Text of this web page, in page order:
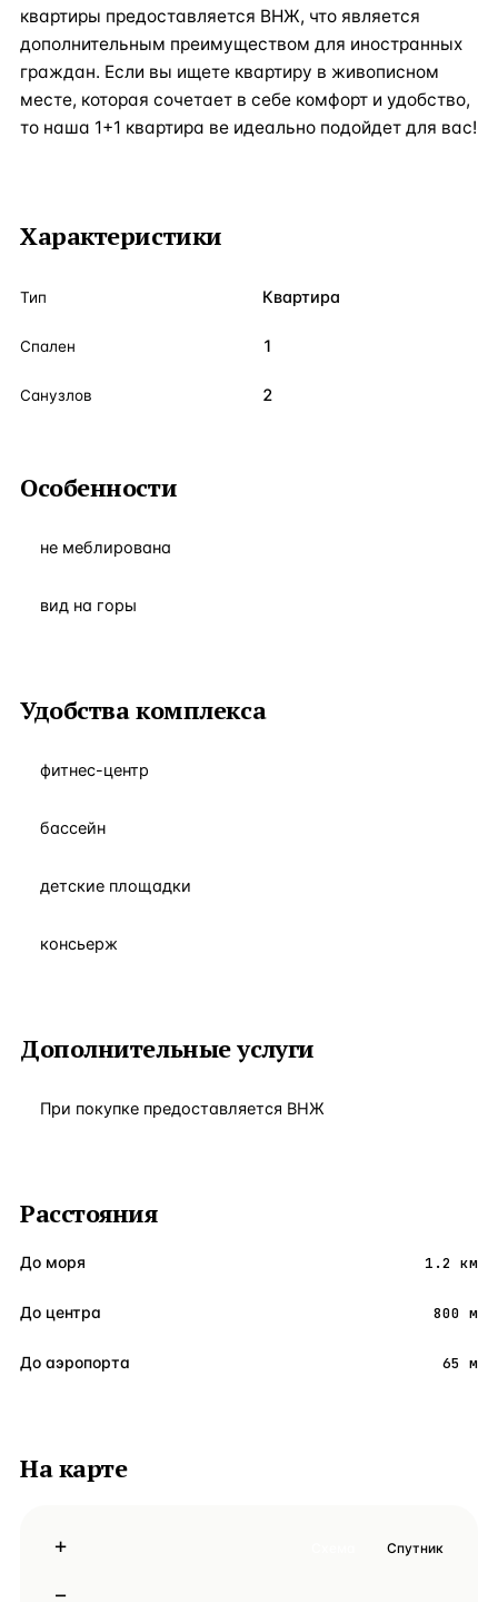
квартиры предоставляется ВНЖ, что является
дополнительным преимуществом для иностранных
граждан. Если вы ищете квартиру в живописном
месте, которая сочетает в себе комфорт и удобство,
то наша 1+1 квартира ве идеально подойдет для вас!
Характеристики
Тип Квартира
Спален 1
Санузлов 2
Особенности
не меблирована
вид на горы
Удобства комплекса
фитнес-центр
бассейн
детские площадки
консьерж
Дополнительные услуги
При покупке предоставляется ВНЖ
Расстояния
До моря 1.2 км
До центра 800 м
До аэропорта 65 м
На карте
+
−
Спутник